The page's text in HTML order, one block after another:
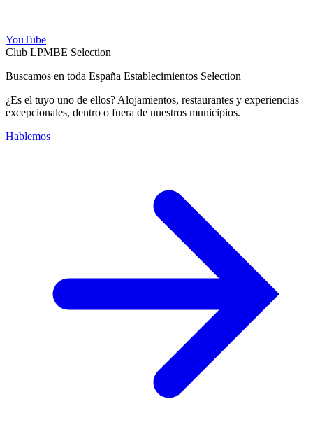
YouTube
Club LPMBE Selection
Buscamos en toda España Establecimientos Selection
¿Es el tuyo uno de ellos? Alojamientos, restaurantes y experiencias
excepcionales, dentro o fuera de nuestros municipios.
Hablemos